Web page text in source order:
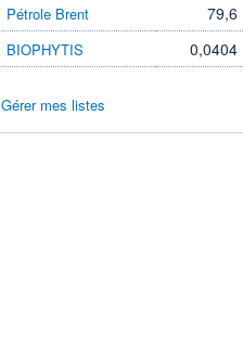
Pétrole Brent 79,6
BIOPHYTIS 0,0404
Gérer mes listes